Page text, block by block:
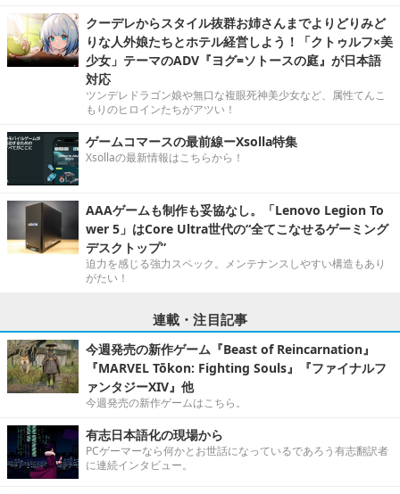
クーデレからスタイル抜群お姉さんまでよりどりみど
りな人外娘たちとホテル経営しよう！「クトゥルフ×美
少女」テーマのADV『ヨグ=ソトースの庭』が日本語
対応
ツンデレドラゴン娘や無口な複眼死神美少女など、属性てんこ
もりのヒロインたちがアツい！
ゲームコマースの最前線ーXsolla特集
Xsollaの最新情報はこちらから！
AAAゲームも制作も妥協なし。「Lenovo Legion To
wer 5」はCore Ultra世代の“全てこなせるゲーミング
デスクトップ”
迫力を感じる強力スペック。メンテナンスしやすい構造もあり
がたい！
連載・注目記事
今週発売の新作ゲーム『Beast of Reincarnation』
『MARVEL Tōkon: Fighting Souls』『ファイナルフ
ァンタジーXIV』他
今週発売の新作ゲームはこちら。
有志日本語化の現場から
PCゲーマーなら何かとお世話になっているであろう有志翻訳者
に連続インタビュー。